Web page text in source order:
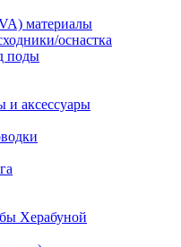
материалы
оснастка
поды
и аксессуары
Херабуной